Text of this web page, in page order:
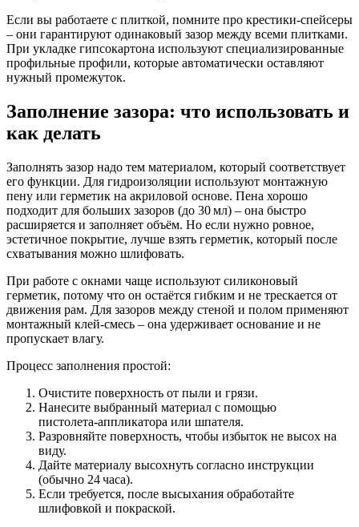
Если вы работаете с плиткой, помните про крестики‑спейсеры
– они гарантируют одинаковый зазор между всеми плитками.
При укладке гипсокартона используют специализированные
профильные профили, которые автоматически оставляют
нужный промежуток.
Заполнение зазора: что использовать и
как делать
Заполнять зазор надо тем материалом, который соответствует
его функции. Для гидроизоляции используют монтажную
пену или герметик на акриловой основе. Пена хорошо
подходит для больших зазоров (до 30 мл) – она быстро
расширяется и заполняет объём. Но если нужно ровное,
эстетичное покрытие, лучше взять герметик, который после
схватывания можно шлифовать.
При работе с окнами чаще используют силиконовый
герметик, потому что он остаётся гибким и не трескается от
движения рам. Для зазоров между стеной и полом применяют
монтажный клей‑смесь – она удерживает основание и не
пропускает влагу.
Процесс заполнения простой:
Очистите поверхность от пыли и грязи.
Нанесите выбранный материал с помощью
пистолета‑аппликатора или шпателя.
Разровняйте поверхность, чтобы избыток не высох на
виду.
Дайте материалу высохнуть согласно инструкции
(обычно 24 часа).
Если требуется, после высыхания обработайте
шлифовкой и покраской.